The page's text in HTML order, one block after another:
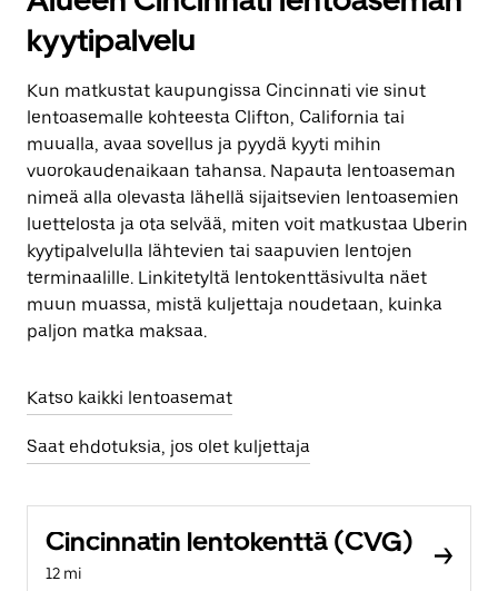
kyytipalvelu
Kun matkustat kaupungissa Cincinnati vie sinut
lentoasemalle kohteesta Clifton, California tai
muualla, avaa sovellus ja pyydä kyyti mihin
vuorokaudenaikaan tahansa. Napauta lentoaseman
nimeä alla olevasta lähellä sijaitsevien lentoasemien
luettelosta ja ota selvää, miten voit matkustaa Uberin
kyytipalvelulla lähtevien tai saapuvien lentojen
terminaalille. Linkitetyltä lentokenttäsivulta näet
muun muassa, mistä kuljettaja noudetaan, kuinka
paljon matka maksaa.
Katso kaikki lentoasemat
Saat ehdotuksia, jos olet kuljettaja
Cincinnatin lentokenttä (CVG)
12 mi